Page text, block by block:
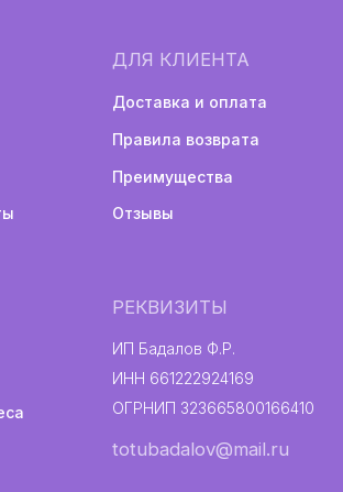
офертой